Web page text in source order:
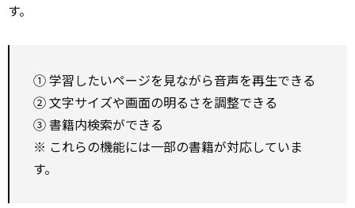
す。
① 学習したいページを見ながら音声を再生できる
② 文字サイズや画面の明るさを調整できる
③ 書籍内検索ができる
※ これらの機能には一部の書籍が対応していま
す。